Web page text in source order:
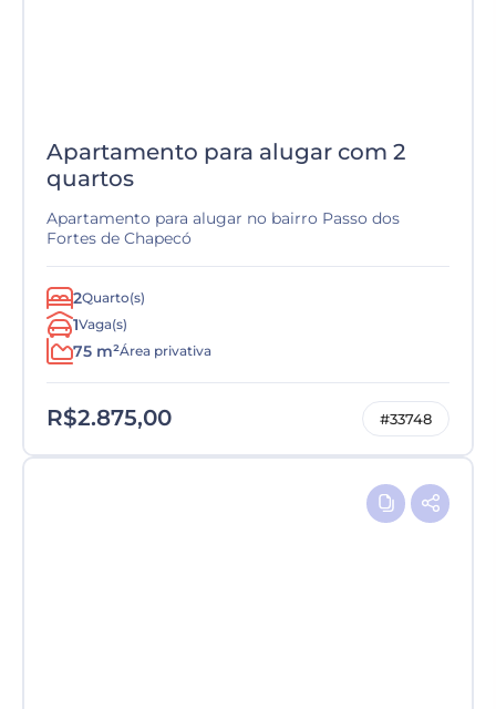
Apartamento para alugar com 2
quartos
Apartamento para alugar no bairro Passo dos
Fortes de Chapecó
2Quarto(s)
1Vaga(s)
75 m²Área privativa
R$2.875,00 #33748